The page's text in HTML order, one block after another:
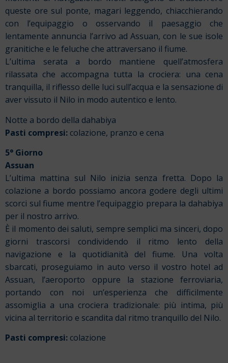
queste ore sul ponte, magari leggendo, chiacchierando
con l’equipaggio o osservando il paesaggio che
lentamente annuncia l’arrivo ad Assuan, con le sue isole
granitiche e le feluche che attraversano il fiume.
L’ultima serata a bordo mantiene quell’atmosfera
rilassata che accompagna tutta la crociera: una cena
tranquilla, il riflesso delle luci sull’acqua e la sensazione di
aver vissuto il Nilo in modo autentico e lento.
Notte a bordo della dahabiya
Pasti compresi: colazione, pranzo e cena
5° Giorno
Assuan
L’ultima mattina sul Nilo inizia senza fretta. Dopo la
colazione a bordo possiamo ancora godere degli ultimi
scorci sul fiume mentre l’equipaggio prepara la dahabiya
per il nostro arrivo.
È il momento dei saluti, sempre semplici ma sinceri, dopo
giorni trascorsi condividendo il ritmo lento della
navigazione e la quotidianità del fiume. Una volta
sbarcati, proseguiamo in auto verso il vostro hotel ad
Assuan, l’aeroporto oppure la stazione ferroviaria,
portando con noi un’esperienza che difficilmente
assomiglia a una crociera tradizionale: più intima, più
vicina al territorio e scandita dal ritmo tranquillo del Nilo.
Pasti compresi: colazione